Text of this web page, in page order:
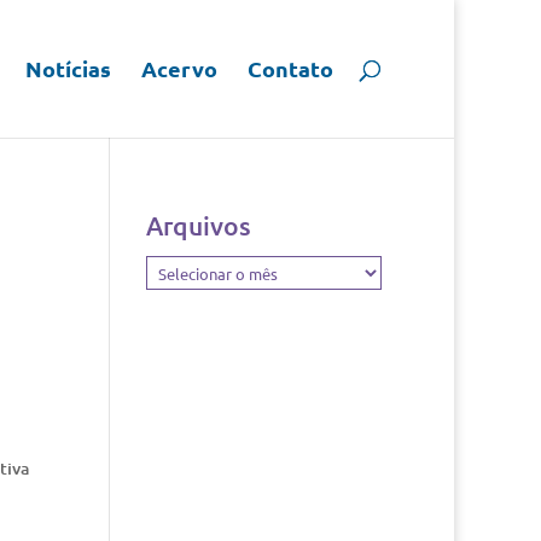
Notícias Acervo Contato
Arquivos
Arquivos